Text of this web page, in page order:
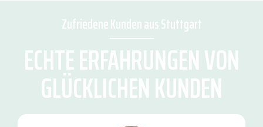
Zufriedene Kunden aus Stuttgart
ECHTE ERFAHRUNGEN VON
GLÜCKLICHEN KUNDEN